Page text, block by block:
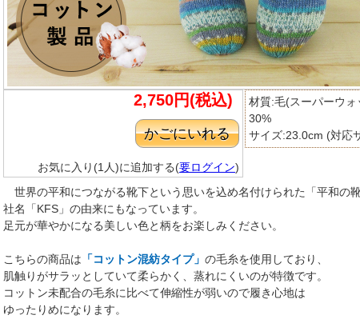
2,750円(税込)
お気に入り(1人)に追加する(要ログイン)
材質:毛(スーパーウ
30%
サイズ:23.0cm (対応
世界の平和につながる靴下という思いを込め名付けられた「平和の
社名「KFS」の由来にもなっています。
足元が華やかになる美しい色と柄をお楽しみください。
こちらの商品は 「コットン混紡タイプ」 の毛糸を使用しており、
肌触りがサラッとしていて柔らかく、蒸れにくいのが特徴です。
コットン未配合の毛糸に比べて伸縮性が弱いので履き心地は
ゆったりめになります。